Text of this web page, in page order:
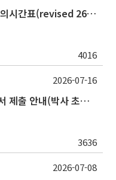
2026학년도 2학기 보건대학원 강의시간표(revised 260803)(2026 2nd SEMESTER SNU GSPH TIMETABLE)
4016
2026학년도 2학기 논문작성계획서 제출 안내(박사 초심 일정 포함)_Thesis Proposal
3636
2026-07-16
2026-07-08